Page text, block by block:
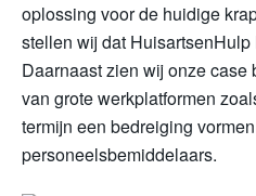
oplossing voor de huidige
stellen wij dat
Daarnaast zien wij onze
van grote werkplatformen
termijn een bedreiging
personeelsbemiddelaars.